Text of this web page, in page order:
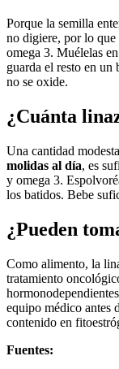
Porque la semilla
no digiere, por lo que
omega 3. Muélelas
guarda el resto en un
no se oxide.
¿Cuánta
Una cantidad
molidas al día, es
y omega 3.
los batidos. Bebe
¿Pueden
Como alimento, la
tratamiento
equipo médico antes
contenido en
Fuentes: